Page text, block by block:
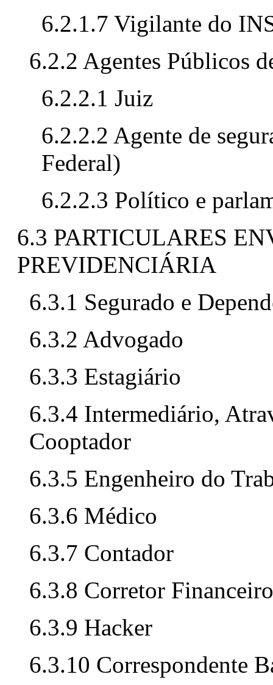
6.2.1.7 Vigilante do
6.2.2 Agentes Públicos
6.2.2.1 Juiz
6.2.2.2 Agente de
Federal)
6.2.2.3 Político e
6.3 PARTICULARES
PREVIDENCIÁRIA
6.3.1 Segurado e
6.3.2 Advogado
6.3.3 Estagiário
6.3.4 Intermediário,
Cooptador
6.3.5 Engenheiro do
6.3.6 Médico
6.3.7 Contador
6.3.8 Corretor Financeiro
6.3.9 Hacker
6.3.10 Correspondente